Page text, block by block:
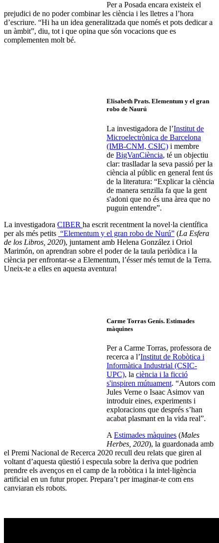
Per a Posada encara existeix el
prejudici de no poder combinar les ciència i les lletres a l’hora
d’escriure. “Hi ha un idea generalitzada que només et pots dedicar a
un àmbit”, diu, tot i que opina que són vocacions que es
complementen molt bé.
Elisabeth Prats. Elementum y el gran
robo de Naurú
La investigadora de l’Institut de
Microelectrònica de Barcelona
(IMB-CNM, CSIC) i membre
de BigVanCiència, té un objectiu
clar: traslladar la seva passió per la
ciència al públic en general fent ús
de la literatura: “Explicar la ciència
de manera senzilla fa que la gent
s'adoni que no és una àrea que no
puguin entendre”.
La investigadora CIBER ha escrit recentment la novel·la científica
per als més petits “Elementum y el gran robo de Nurú” (La Esfera
de los Libros, 2020), juntament amb Helena González i Oriol
Marimón, on aprendran sobre el poder de la taula periòdica i la
ciència per enfrontar-se a Elementum, l’ésser més temut de la Terra.
Uneix-te a elles en aquesta aventura!
Carme Torras Genís. Estimades
màquines
Per a Carme Torras, professora de
recerca a l’Institut de Robòtica i
Informàtica Industrial (CSIC-
UPC), la ciència i la ficció
s'inspiren mútuament. “Autors com
Jules Verne o Isaac Asimov van
introduir eines, experiments i
exploracions que després s’han
acabat plasmant en la vida real”.
A Estimades màquines (Males
Herbes, 2020), la guardonada amb
el Premi Nacional de Recerca 2020 recull deu relats que giren al
voltant d’aquesta qüestió i especula sobre la deriva que podrien
prendre els avenços en el camp de la robòtica i la intel·ligència
artificial en un futur proper. Prepara’t per imaginar-te com ens
canviaran els robots.